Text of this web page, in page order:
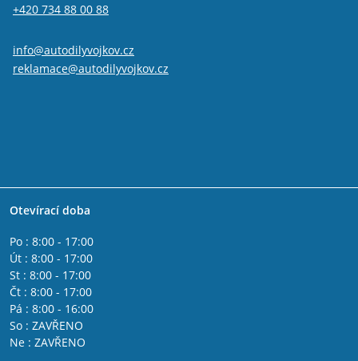
+420 734 88 00 88
info@autodilyvojkov.cz
reklamace@autodilyvojkov.cz
Otevírací doba
Po : 8:00 - 17:00
Út : 8:00 - 17:00
St : 8:00 - 17:00
Čt : 8:00 - 17:00
Pá : 8:00 - 16:00
So : ZAVŘENO
Ne : ZAVŘENO